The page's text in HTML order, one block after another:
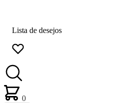
Lista de desejos
0